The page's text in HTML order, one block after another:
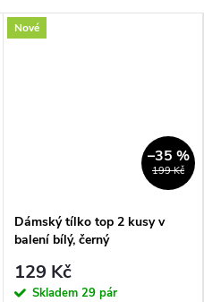
Nové
199 Kč
–35 %
Dámský tílko top 2 kusy v
balení bílý, černý
129 Kč
Skladem 29 pár